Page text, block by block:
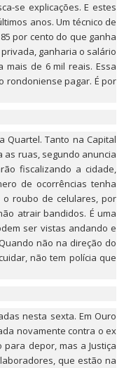
se explicações. E estes
anos. Um técnico de
por cento do que ganha
ganharia o salário
de 6 mil reais. Essa
rondoniense pagar. É por
Quartel. Tanto na Capital
ruas, segundo anuncia
fiscalizando a cidade,
de ocorrências tenha
o roubo de celulares, por
atrair bandidos. É uma
ser vistas andando e
não na direção do
não tem polícia que
nesta sexta. Em Ouro
novamente contra o ex
depor, mas a Justiça
que estão na